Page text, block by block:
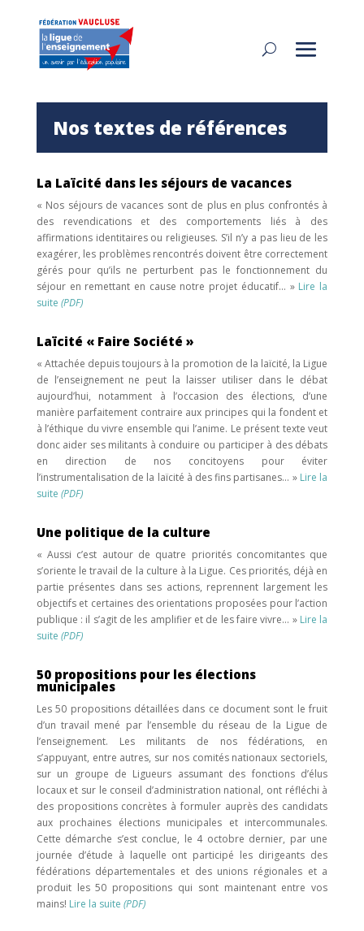
Nos textes de références
La Laïcité dans les séjours de vacances
« Nos séjours de vacances sont de plus en plus confrontés à
des revendications et des comportements liés à des
affirmations identitaires ou religieuses. S’il n’y a pas lieu de les
exagérer, les problèmes rencontrés doivent être correctement
gérés pour qu’ils ne perturbent pas le fonctionnement du
séjour en remettant en cause notre projet éducatif… » Lire la
suite (PDF)
Laïcité « Faire Société »
« Attachée depuis toujours à la promotion de la laïcité, la Ligue
de l’enseignement ne peut la laisser utiliser dans le débat
aujourd’hui, notamment à l’occasion des élections, d’une
manière parfaitement contraire aux principes qui la fondent et
à l’éthique du vivre ensemble qui l’anime. Le présent texte veut
donc aider ses militants à conduire ou participer à des débats
en direction de nos concitoyens pour éviter
l’instrumentalisation de la laïcité à des fins partisanes… » Lire la
suite (PDF)
Une politique de la culture
« Aussi c’est autour de quatre priorités concomitantes que
s’oriente le travail de la culture à la Ligue. Ces priorités, déjà en
partie présentes dans ses actions, reprennent largement les
objectifs et certaines des orientations proposées pour l’action
publique : il s’agit de les amplifier et de les faire vivre… » Lire la
suite (PDF)
50 propositions pour les élections
municipales
Les 50 propositions détaillées dans ce document sont le fruit
d’un travail mené par l’ensemble du réseau de la Ligue de
l’enseignement. Les militants de nos fédérations, en
s’appuyant, entre autres, sur nos comités nationaux sectoriels,
sur un groupe de Ligueurs assumant des fonctions d’élus
locaux et sur le conseil d’administration national, ont réfléchi à
des propositions concrètes à formuler auprès des candidats
aux prochaines élections municipales et intercommunales.
Cette démarche s’est conclue, le 4 octobre dernier, par une
journée d’étude à laquelle ont participé les dirigeants des
fédérations départementales et des unions régionales et a
produit les 50 propositions qui sont maintenant entre vos
mains! Lire la suite (PDF)